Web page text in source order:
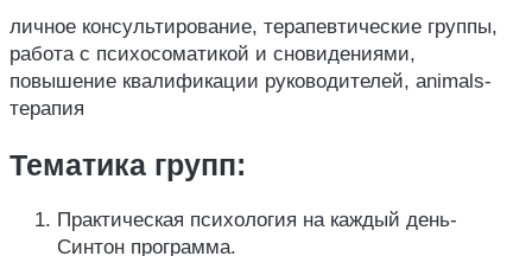
личное консультирование, терапевтические группы,
работа с психосоматикой и сновидениями,
повышение квалификации руководителей, animals-
терапия
Тематика групп:
Практическая психология на каждый день-
Синтон программа.